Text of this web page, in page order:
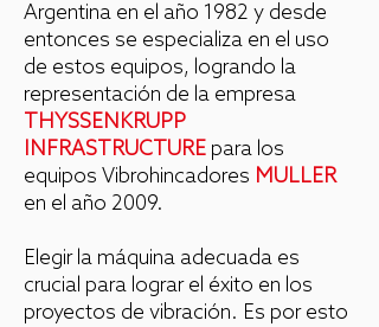
Argentina en el año 1982 y desde
entonces se especializa en el uso
de estos equipos, logrando la
representación de la empresa
THYSSENKRUPP
INFRASTRUCTURE para los
equipos Vibrohincadores MULLER
en el año 2009.
Elegir la máquina adecuada es
crucial para lograr el éxito en los
proyectos de vibración. Es por esto